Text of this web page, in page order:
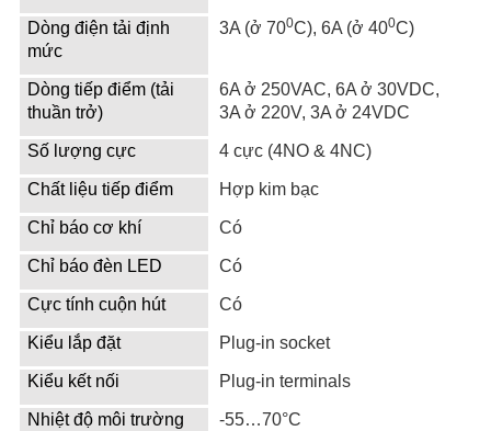
Dòng điện tải định
mức
3A (ở 700C), 6A (ở 400C)
Dòng tiếp điểm (tải
thuần trở)
6A ở 250VAC, 6A ở 30VDC,
3A ở 220V, 3A ở 24VDC
Số lượng cực 4 cực (4NO & 4NC)
Chất liệu tiếp điểm Hợp kim bạc
Chỉ báo cơ khí Có
Chỉ báo đèn LED Có
Cực tính cuộn hút Có
Kiểu lắp đặt Plug-in socket
Kiểu kết nối Plug-in terminals
Nhiệt độ môi trường -55…70°C